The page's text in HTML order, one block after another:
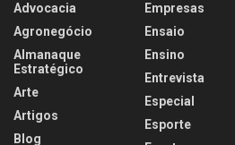
Advocacia
Agronegócio
Almanaque
Estratégico
Arte
Artigos
Blog
Empresas
Ensaio
Ensino
Entrevista
Especial
Esporte